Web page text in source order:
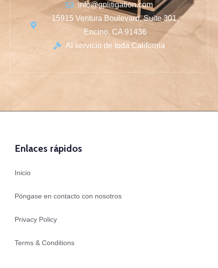
info@gplitigation.com
15915 Ventura Boulevard, Suite 301,
Encino, CA 91436
Al servicio de toda California
Enlaces rápidos
Inicio
Póngase en contacto con nosotros
Privacy Policy
Terms & Conditions